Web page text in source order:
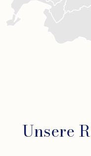
Unsere